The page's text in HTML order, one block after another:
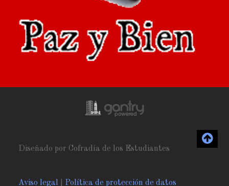
Diseñado por Cofradía de los Estudiantes
Aviso legal Política de protección de datos